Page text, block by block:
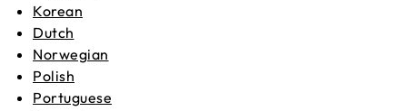
Korean
Dutch
Norwegian
Polish
Portuguese